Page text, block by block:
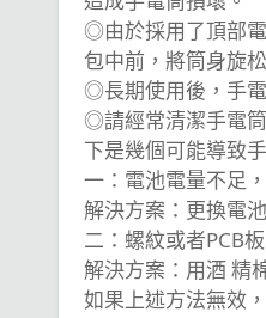
◎由於採用了頂部
包中前，將筒身旋
◎長期使用後，手
◎請經常清潔手電
下是幾個可能導致
一：電池電量不足
解決方案：更換電
二：螺紋或者PCB
解決方案：用酒 精
如果上述方法無效